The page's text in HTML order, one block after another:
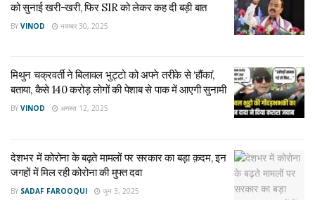
को सुनाई खरी-खरी, फिर SIR को लेकर कह दी बड़ी बात
BY VINOD नवम्बर 30, 2025
मिथुन चक्रवर्ती ने बिलावल भुट्टो को अपने तरीके से ‘हौंका’,
बताया, कैसे 140 करोड़ लोगों की पेशाब से पाक में आएगी सुनामी
BY VINOD अगस्त 12, 2025
देशभर में कोरोना के बढ़ते मामलों पर सरकार का बड़ा क़दम, इन
जगहों में मिल रही कोरोना की मुफ्त दवा
BY SADAF FAROOQUI जून 3, 2025